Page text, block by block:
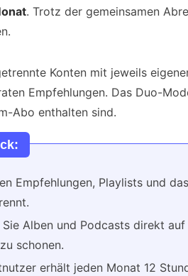
. Trotz der gemeinsamen
Konten mit jeweils
Empfehlungen. Das Duo-
Abo enthalten sind.
Empfehlungen, Playlists und
Sie Alben und Podcasts direkt
schonen.
erhält jeden Monat 12